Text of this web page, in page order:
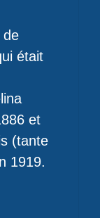
de
était
et
(tante
1919.